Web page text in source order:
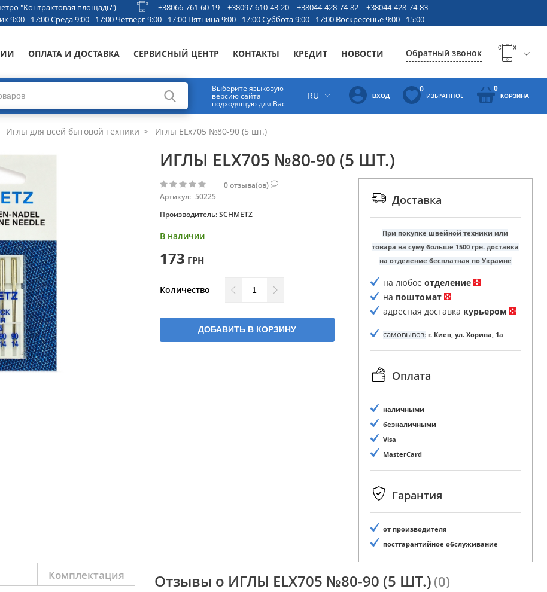
"Контрактовая площадь") +38066-761-60-19 +38097-610-43-20 +38044-428-74-82
+38044-428-74-83
9:00 - 17:00 Среда 9:00 - 17:00 Четверг 9:00 - 17:00 Пятница 9:00 - 17:00 Суббота 9:00 - 17:00 Воскресенье 9:00 - 15:00
ОПЛАТА И ДОСТАВКА СЕРВИСНЫЙ ЦЕНТР КОНТАКТЫ КРЕДИТ НОВОСТИ Обратный звонок
Выберите языковую
версию сайта
подходящую для Вас
RU ВХОД
0
ИЗБРАННОЕ
0
КОРЗИНА
Иглы для всей бытовой техники Иглы ELx705 №80-90 (5 шт.)
ИГЛЫ ELX705 №80-90 (5 ШТ.)
0отзыва(ов)
Артикул: 50225
Производитель:SCHMETZ
В наличии
173 ГРН
Количество
ДОБАВИТЬ В КОРЗИНУ
Доставка
При покупке швейной техники или
товара на суму больше 1500 грн. доставка
на отделение бесплатная по Украине
на любое отделение
на поштомат
адресная доставка курьером
самовывоз: г. Киев, ул. Хорива, 1а
Оплата
наличными
безналичными
Visa
MasterCard
Гарантия
от производителя
постгарантийное обслуживание
Комплектация Отзывы о ИГЛЫ ELX705 №80-90 (5 ШТ.) (0)